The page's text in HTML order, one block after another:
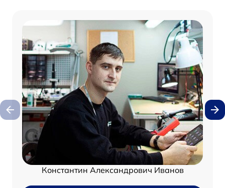
Константин Александрович Иванов